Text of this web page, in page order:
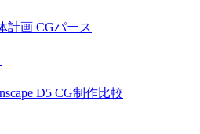
計画 CGパース
D5 CG制作比較